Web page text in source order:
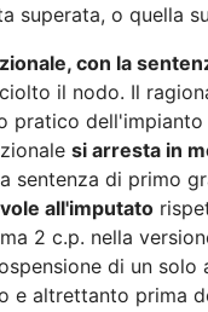
superata, o quella
con la
il nodo. Il
pratico dell'impianto
si arresta in
sentenza di primo
all'imputato
2 c.p. nella
di un solo
e altrettanto prima